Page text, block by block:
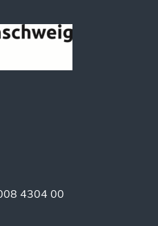
4304 00